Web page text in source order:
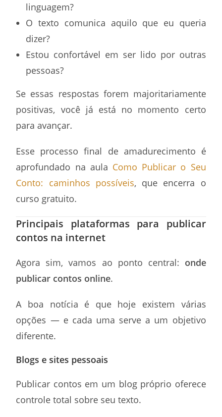
linguagem?
O texto comunica aquilo que eu queria
dizer?
Estou confortável em ser lido por outras
pessoas?
Se essas respostas forem majoritariamente
positivas, você já está no momento certo
para avançar.
Esse processo final de amadurecimento é
aprofundado na aula Como Publicar o Seu
Conto: caminhos possíveis, que encerra o
curso gratuito.
Principais plataformas para publicar
contos na internet
Agora sim, vamos ao ponto central: onde
publicar contos online.
A boa notícia é que hoje existem várias
opções — e cada uma serve a um objetivo
diferente.
Blogs e sites pessoais
Publicar contos em um blog próprio oferece
controle total sobre seu texto.